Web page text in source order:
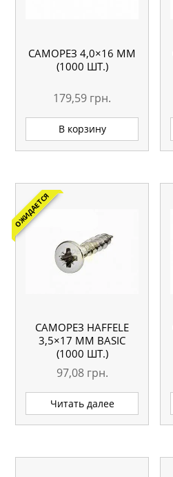
САМОРЕЗ 4,0×16 ММ
(1000 ШТ.)
179,59 грн.
В корзину
ОЖИДАЕТСЯ
САМОРЕЗ HAFFELE
3,5×17 ММ BASIC
(1000 ШТ.)
97,08 грн.
Читать далее